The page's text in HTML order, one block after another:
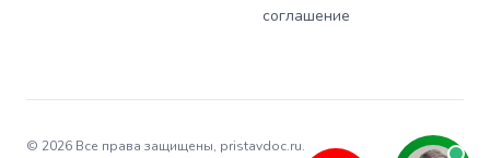
соглашение
© 2026 Все права защищены, pristavdoc.ru.